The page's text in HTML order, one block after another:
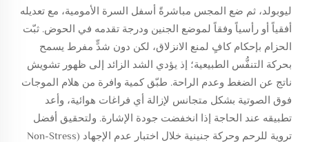
ليوبولد، ثم ضع المجس مباشرةً أسفل السرة الأمومية، مع تعديله
أفقياً أو رأسياً وفقاً لموضع الجنين ودرجة تقدمه في الحوض. ثبّت
الحزام بإحكام كافٍ لمنع الانزلاق، لكن دون شدٍّ مفرط يسمح
بحركة التنفُّس الطبيعية؛ إذ يؤدي الشد الزائد إلى ظهور تشويش
ناتج عن الضغط وعدم الراحة. طبّق كمية وافرة من هلام الموجات
فوق الصوتية بشكل متجانس لإزالة أي فراغات هوائية، وأعد
تطبيقه عند الحاجة إذا انخفضت جودة الإشارة. ولتحقيق أفضل
تروية للرحم وحركة جنينية خلال اختبار عدم الإجهاد (Non-Stress